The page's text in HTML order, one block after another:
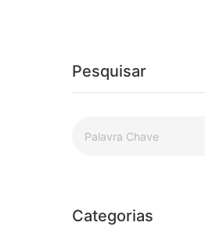
Pesquisar
Categorias